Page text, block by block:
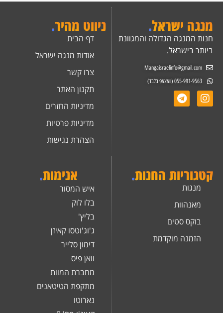
מנגה ישראל.
חנות המנגה הגדולה והמגוונת
ביותר בישראל.
Mangaisraelinfo@gmail.com
055-991-9563 (וואצאפ בלבד)
ניווט מהיר.
דף הבית
אודות מנגה ישראל
צרו קשר
תקנון האתר
מדיניות החזרים
מדיניות פרטיות
הצהרת נגישות
קטגוריות החנות.
מנגות
מאנהוות
בוקס סטים
הזמנה מוקדמת
אנימות.
איש המסור
בלו לוק
בליץ'
ג'וג'וטסו קאיזן
דימון סלייר
וואן פיס
מחברת המוות
מתקפת הטיטאנים
נארוטו